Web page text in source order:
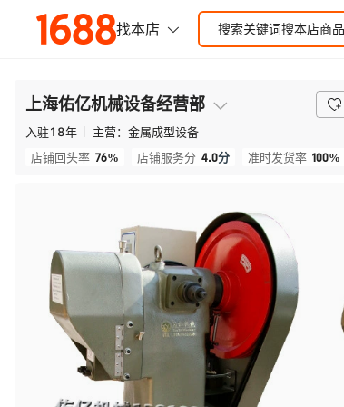
上海佑亿机械设备经营部
入驻18年 主营： 金属成型设备
店铺回头率 76% 店铺服务分 4.0分 准时发货率 100%